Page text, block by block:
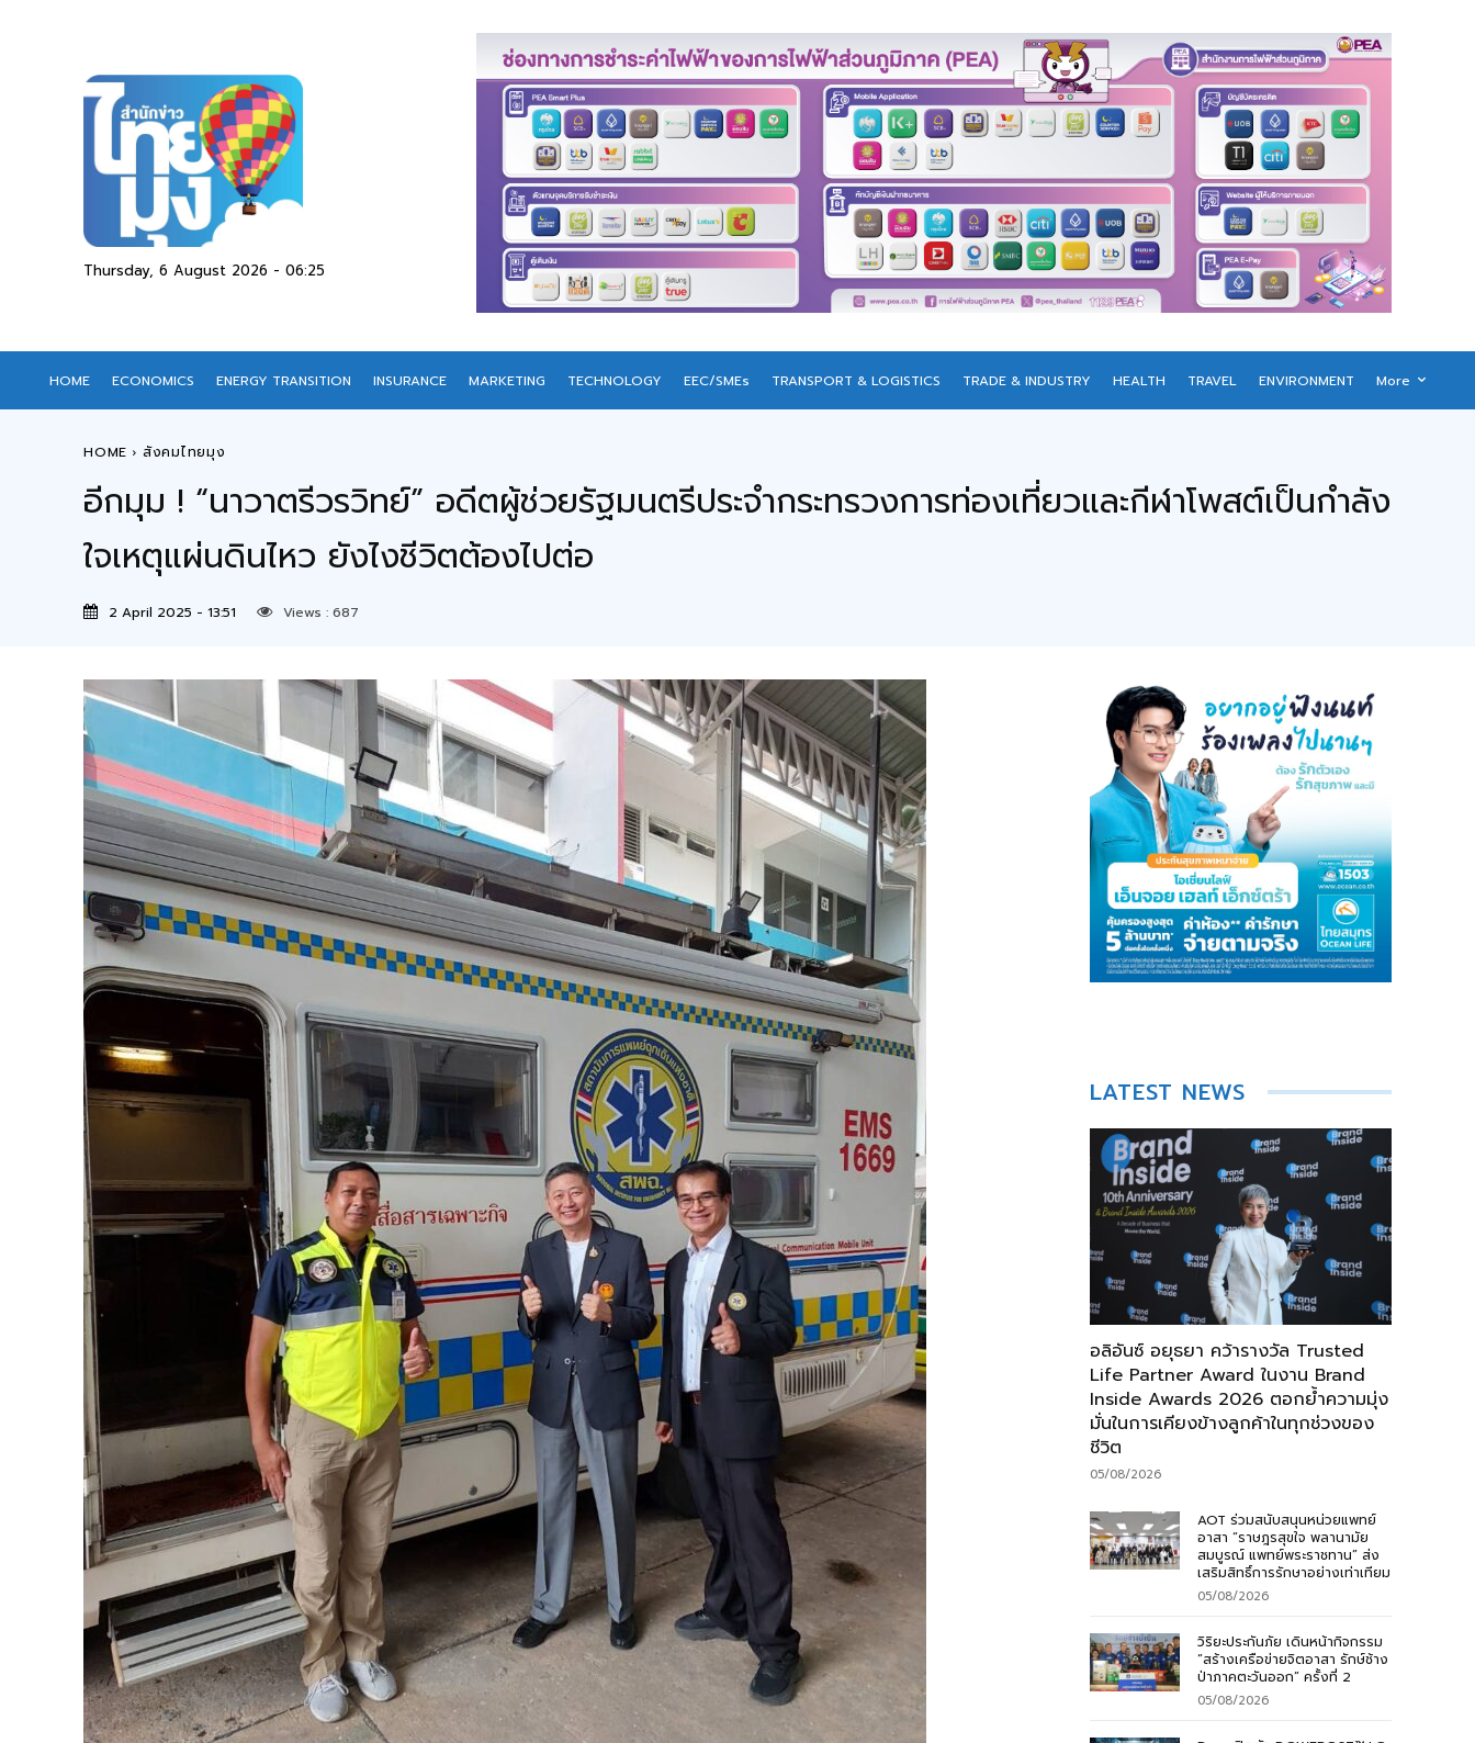
Thursday, 6 August 2026 - 06:25
HOME ECONOMICS ENERGY TRANSITION INSURANCE MARKETING TECHNOLOGY EEC/SMEs TRANSPORT & LOGISTICS TRADE & INDUSTRY HEALTH TRAVEL ENVIRONMENT More
HOME สังคมไทยมุง
อีกมุม ! “นาวาตรีวรวิทย์” อดีตผู้ช่วยรัฐมนตรีประจำกระทรวงการท่องเที่ยวและกีฬาโพสต์เป็นกำลัง
ใจเหตุแผ่นดินไหว ยังไงชีวิตต้องไปต่อ
2 April 2025 - 13:51 Views : 687
LATEST NEWS
อลิอันซ์ อยุธยา คว้ารางวัล Trusted
Life Partner Award ในงาน Brand
Inside Awards 2026 ตอกย้ำความมุ่ง
มั่นในการเคียงข้างลูกค้าในทุกช่วงของ
ชีวิต
05/08/2026
AOT ร่วมสนับสนุนหน่วยแพทย์
อาสา “ราษฎรสุขใจ พลานามัย
สมบูรณ์ แพทย์พระราชทาน” ส่ง
เสริมสิทธิ์การรักษาอย่างเท่าเทียม
05/08/2026
วิริยะประกันภัย เดินหน้ากิจกรรม
“สร้างเครือข่ายจิตอาสา รักษ์ช้าง
ป่าภาคตะวันออก” ครั้งที่ 2
05/08/2026